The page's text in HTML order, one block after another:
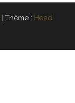
Thème : Head